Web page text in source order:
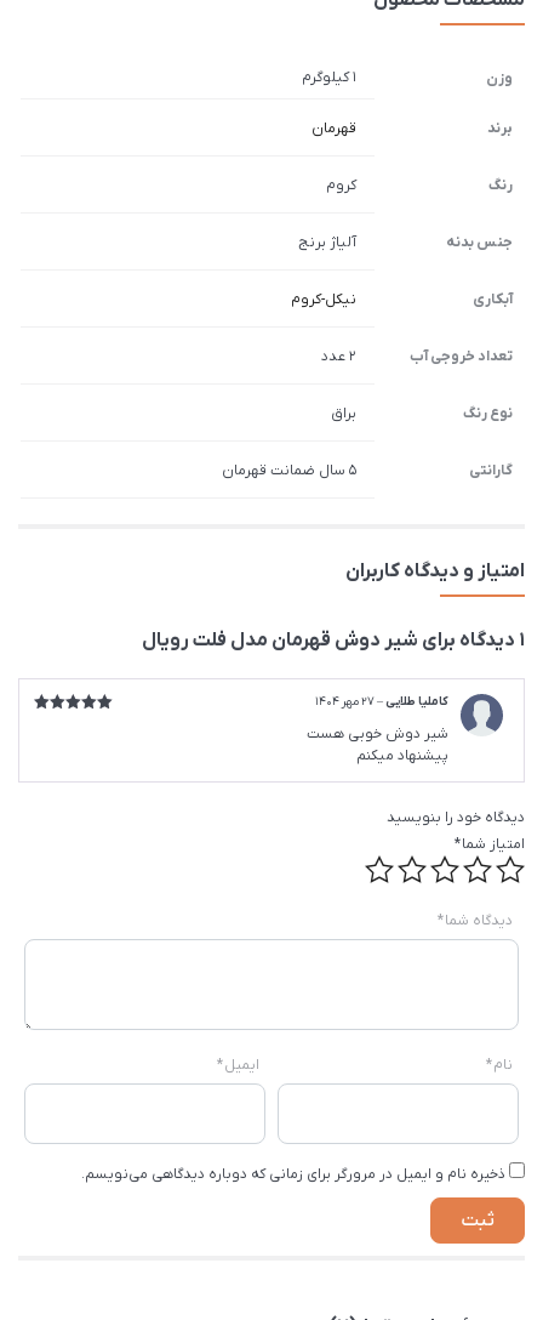
وزن 1 کیلوگرم
برند قهرمان
رنگ کروم
جنس بدنه آلیاژ برنج
آبکاری نیکل-کروم
تعداد خروجی آب 2 عدد
نوع رنگ براق
گارانتی 5 سال ضمانت قهرمان
امتیاز و دیدگاه کاربران
1 دیدگاه برای شیر دوش قهرمان مدل فلت رویال
کاملیا طلایی–27 مهر 1404
شیر دوش خوبی هست
پیشنهاد میکنم
دیدگاه خود را بنویسید
امتیاز شما*
دیدگاه شما*
نام* ایمیل*
ذخیره نام و ایمیل در مرورگر برای زمانی که دوباره دیدگاهی می‌نویسم.